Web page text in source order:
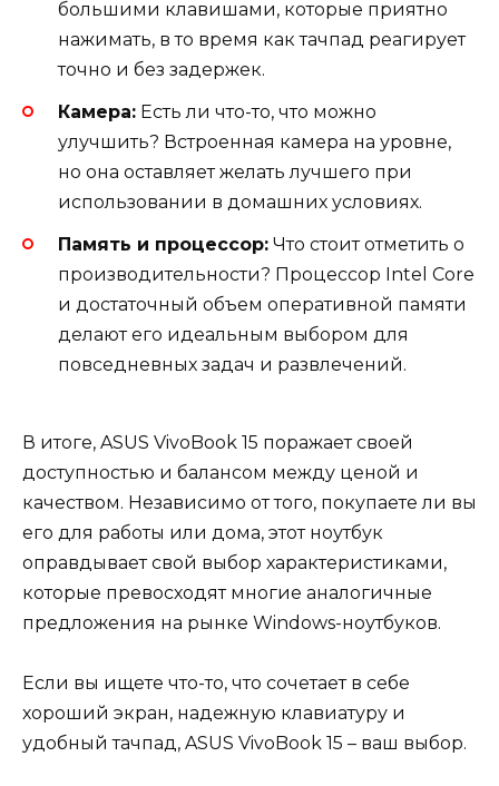
большими клавишами, которые приятно
нажимать, в то время как тачпад реагирует
точно и без задержек.
Камера: Есть ли что-то, что можно
улучшить? Встроенная камера на уровне,
но она оставляет желать лучшего при
использовании в домашних условиях.
Память и процессор: Что стоит отметить о
производительности? Процессор Intel Core
и достаточный объем оперативной памяти
делают его идеальным выбором для
повседневных задач и развлечений.
В итоге, ASUS VivoBook 15 поражает своей
доступностью и балансом между ценой и
качеством. Независимо от того, покупаете ли вы
его для работы или дома, этот ноутбук
оправдывает свой выбор характеристиками,
которые превосходят многие аналогичные
предложения на рынке Windows-ноутбуков.
Если вы ищете что-то, что сочетает в себе
хороший экран, надежную клавиатуру и
удобный тачпад, ASUS VivoBook 15 – ваш выбор.